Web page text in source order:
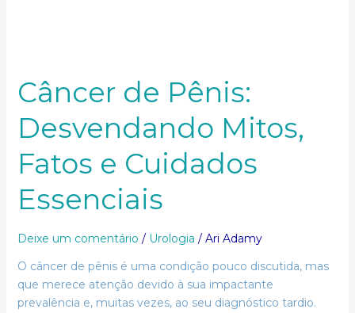
Câncer de Pênis:
Desvendando Mitos,
Fatos e Cuidados
Essenciais
Deixe um comentário / Urologia / Ari Adamy
O câncer de pênis é uma condição pouco discutida, mas
que merece atenção devido à sua impactante
prevalência e, muitas vezes, ao seu diagnóstico tardio.